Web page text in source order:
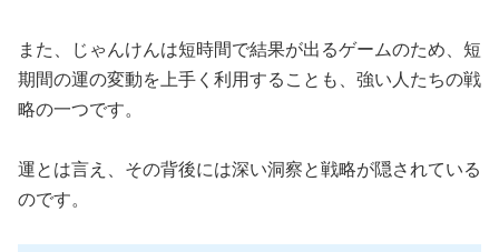
また、じゃんけんは短時間で結果が出るゲームのため、短
期間の運の変動を上手く利用することも、強い人たちの戦
略の一つです。
運とは言え、その背後には深い洞察と戦略が隠されている
のです。